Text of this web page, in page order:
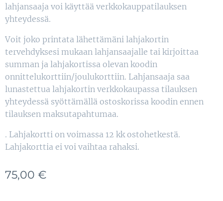
lahjansaaja voi käyttää verkkokauppatilauksen
yhteydessä.
Voit joko printata lähettämäni lahjakortin
tervehdyksesi mukaan lahjansaajalle tai kirjoittaa
summan ja lahjakortissa olevan koodin
onnittelukorttiin/joulukorttiin. Lahjansaaja saa
lunastettua lahjakortin verkkokaupassa tilauksen
yhteydessä syöttämällä ostoskorissa koodin ennen
tilauksen maksutapahtumaa.
. Lahjakortti on voimassa 12 kk ostohetkestä.
Lahjakorttia ei voi vaihtaa rahaksi.
75,00 €